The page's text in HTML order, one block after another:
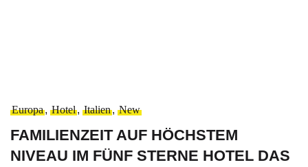
Europa, Hotel, Italien, New
FAMILIENZEIT AUF HÖCHSTEM
NIVEAU IM FÜNF STERNE HOTEL DAS